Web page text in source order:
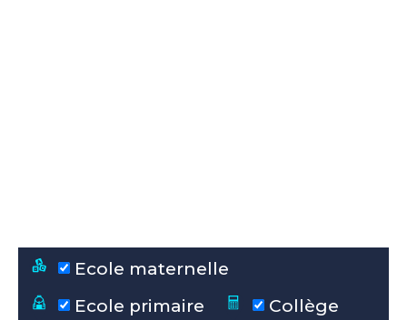
Ecole maternelle
Ecole primaire
Collège